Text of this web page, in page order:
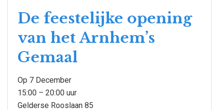
De feestelijke opening
van het Arnhem’s
Gemaal
Op 7 December
15:00 – 20:00 uur
Gelderse Rooslaan 85